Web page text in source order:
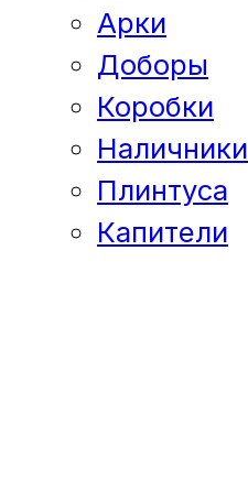
Арки
Доборы
Коробки
Наличники
Плинтуса
Капители